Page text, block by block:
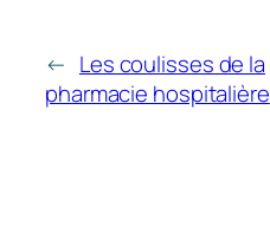
← Les coulisses de la
pharmacie hospitalière